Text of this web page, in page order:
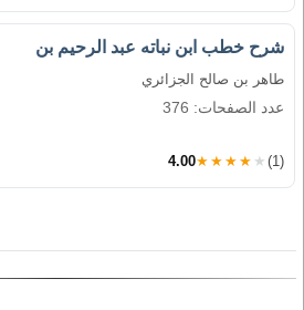
شرح خطب ابن نباته عبد الرحيم بن
طاهر بن صالح الجزائري
عدد الصفحات: 376
4.00★★★★★ (1)